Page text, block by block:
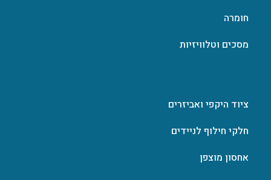
חומרה
מסכים וטלוויזיות
ציוד היקפי ואביזרים
חלקי חילוף לניידים
אחסון מוצפן